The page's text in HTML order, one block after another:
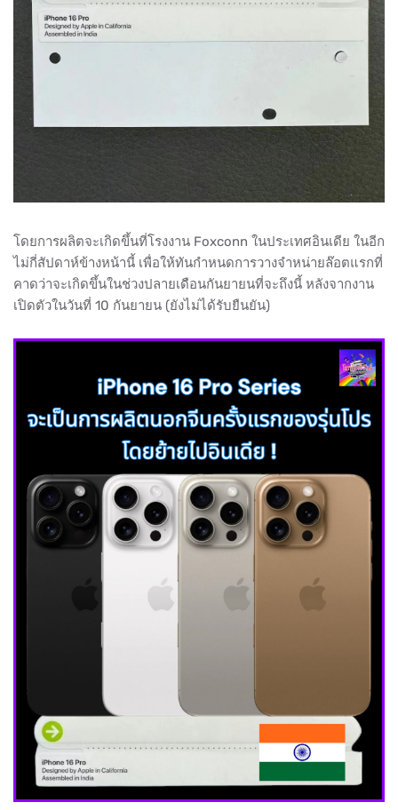
โดยการผลิตจะเกิดขึ้นที่โรงงาน Foxconn ในประเทศอินเดีย ในอีก
ไม่กี่สัปดาห์ข้างหน้านี้ เพื่อให้ทันกำหนดการวางจำหน่ายล๊อตแรกที่
คาดว่าจะเกิดขึ้นในช่วงปลายเดือนกันยายนที่จะถึงนี้ หลังจากงาน
เปิดตัวในวันที่ 10 กันยายน (ยังไม่ได้รับยืนยัน)